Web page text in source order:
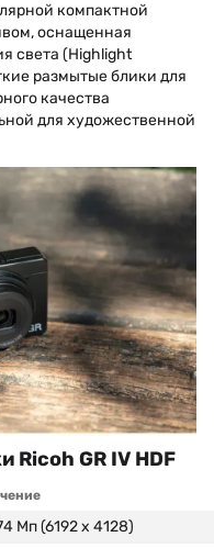
компактной
оснащенная
света (Highlight
размытые блики для
качества
для художественной
Ricoh GR IV HDF
Мп (6192 x 4128)